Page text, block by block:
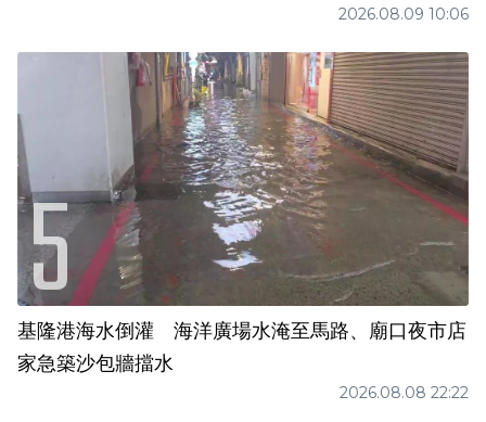
2026.08.09 10:06
基隆港海水倒灌 海洋廣場水淹至馬路、廟口夜市店
家急築沙包牆擋水
2026.08.08 22:22